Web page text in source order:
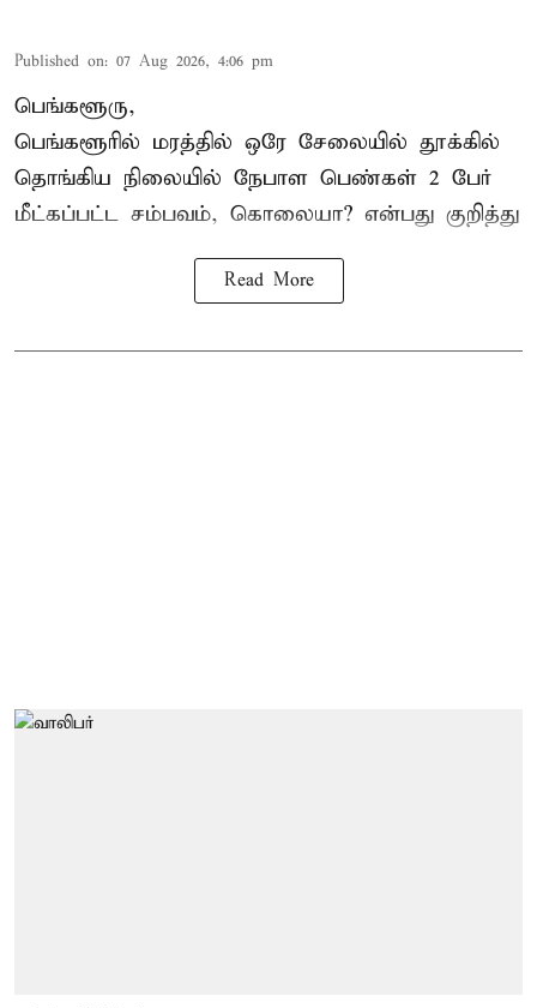
Published on: 07 Aug 2026, 4:06 pm
பெங்களூரு,
பெங்களூரில் மரத்தில் ஒரே சேலையில் தூக்கில்
தொங்கிய நிலையில் நேபாள பெண்கள் 2 பேர்
மீட்கப்பட்ட சம்பவம், கொலையா? என்பது குறித்து
Read More